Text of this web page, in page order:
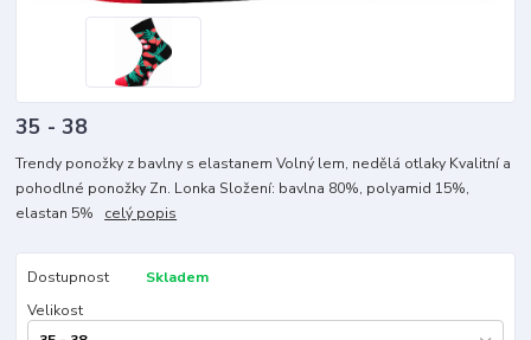
35 - 38
Trendy ponožky z bavlny s elastanem Volný lem, nedělá otlaky Kvalitní a
pohodlné ponožky Zn. Lonka Složení: bavlna 80%, polyamid 15%,
elastan 5% celý popis
Dostupnost
Skladem
Velikost